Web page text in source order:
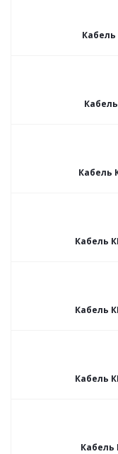
Кабель
Кабель
Кабель
Кабель
Кабель
Кабель
Кабель